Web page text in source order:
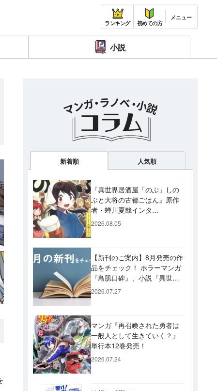
ランキング 初めての方
小説
新着順 人気順
『異世界居酒屋「のぶ」しの
ぶと大将の古都ごはん』原作
者・蝉川夏哉インタ
ビュー！ 今後「のぶ」に登
2026.08.05
【新刊のご案内】8月発売の作
品をチェック！ ホラーマンガ
『鳥肌口碑』、小説『異世界
居酒屋「げん」』、文庫『カ
2026.07.27
マンガ『再召喚された勇者は
一般人として生きていく？』
単行本12巻発売！
2026.07.24